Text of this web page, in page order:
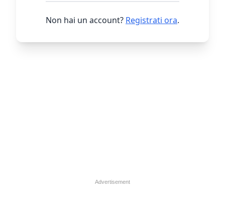
Non hai un account? Registrati ora.